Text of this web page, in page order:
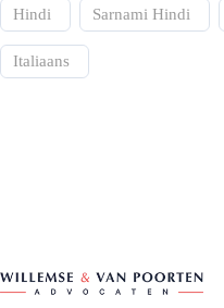
Hindi Sarnami Hindi
Italiaans